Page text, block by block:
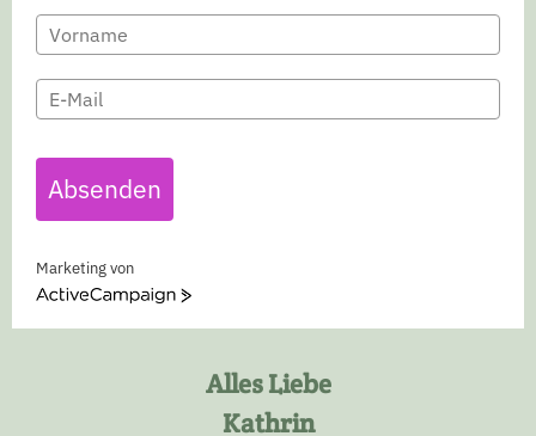
Absenden
Marketing von
A
Alles Liebe
Kathrin